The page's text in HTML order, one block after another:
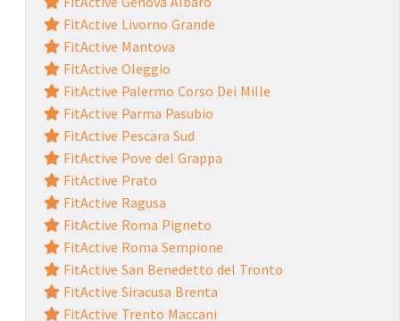
FitActive Livorno Grande
FitActive Mantova
FitActive Oleggio
FitActive Palermo Corso Dei Mille
FitActive Parma Pasubio
FitActive Pescara Sud
FitActive Pove del Grappa
FitActive Prato
FitActive Ragusa
FitActive Roma Pigneto
FitActive Roma Sempione
FitActive San Benedetto del Tronto
FitActive Siracusa Brenta
FitActive Trento Maccani